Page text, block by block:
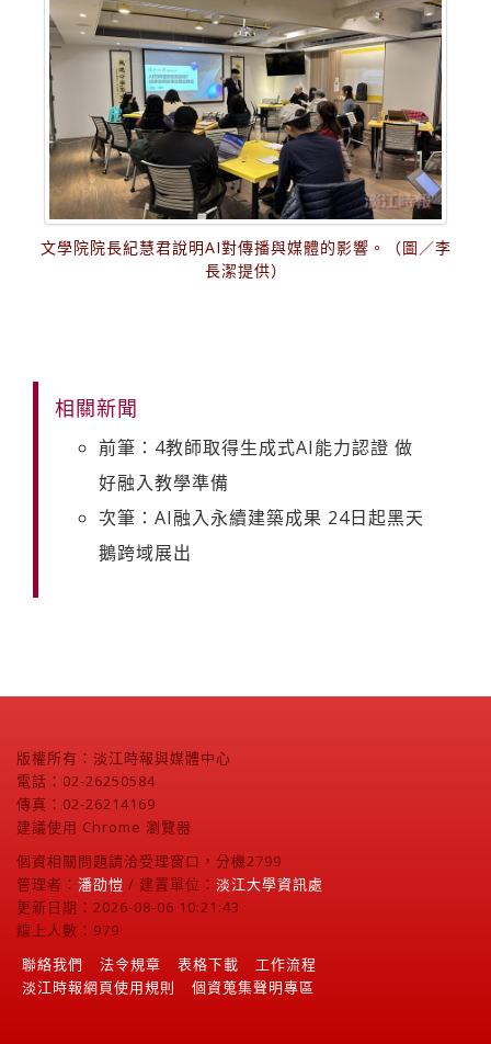
文學院院長紀慧君說明AI對傳播與媒體的影響。（圖／李
長潔提供）
相關新聞
前筆：4教師取得生成式AI能力認證 做
好融入教學準備
次筆：AI融入永續建築成果 24日起黑天
鵝跨域展出
版權所有：淡江時報與媒體中心
電話：02-26250584
傳真：02-26214169
建議使用 Chrome 瀏覽器
個資相關問題請洽受理窗口，分機2799
管理者： 潘劭愷 / 建置單位： 淡江大學資訊處
更新日期：2026-08-06 10:21:43
線上人數：979
聯絡我們
法令規章 表格下載
工作流程
淡江時報網頁使用規則
個資蒐集聲明專區